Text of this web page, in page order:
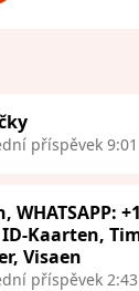
příspěvek 9:01
WHATSAPP:
Kaarten,
Visaen
příspěvek 2:43